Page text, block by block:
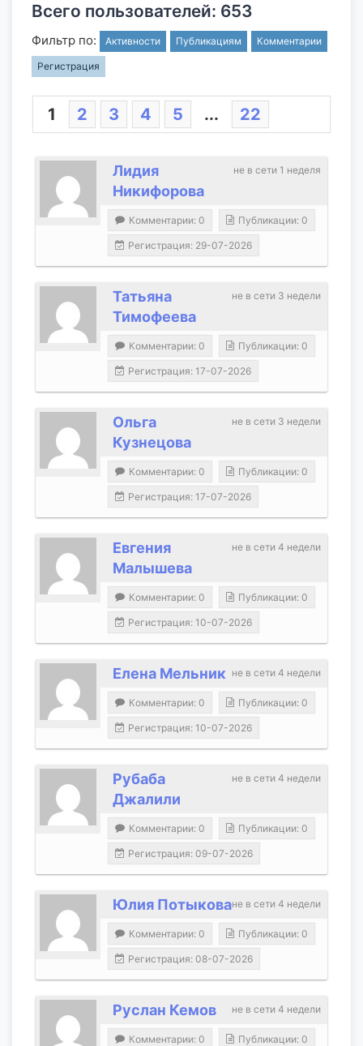
Всего пользователей: 653
Фильтр по: Активности Публикациям Комментарии
Регистрация
1 2 3 4 5 ... 22
не в сети 1 неделя
Лидия
Никифорова
Комментарии: 0 Публикации: 0
Регистрация: 29-07-2026
не в сети 3 недели
Татьяна
Тимофеева
Комментарии: 0 Публикации: 0
Регистрация: 17-07-2026
не в сети 3 недели
Ольга
Кузнецова
Комментарии: 0 Публикации: 0
Регистрация: 17-07-2026
не в сети 4 недели
Евгения
Малышева
Комментарии: 0 Публикации: 0
Регистрация: 10-07-2026
не в сети 4 недели
Елена Мельник
Комментарии: 0 Публикации: 0
Регистрация: 10-07-2026
не в сети 4 недели
Рубаба
Джалили
Комментарии: 0 Публикации: 0
Регистрация: 09-07-2026
не в сети 4 недели
Юлия Потыкова
Комментарии: 0 Публикации: 0
Регистрация: 08-07-2026
не в сети 4 недели
Руслан Кемов
Комментарии: 0 Публикации: 0